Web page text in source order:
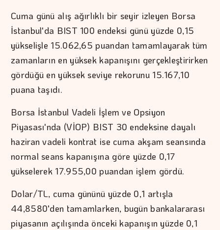
Cuma günü alış ağırlıklı bir seyir izleyen Borsa
İstanbul'da BIST 100 endeksi günü yüzde 0,15
yükselişle 15.062,65 puandan tamamlayarak tüm
zamanların en yüksek kapanışını gerçekleştirirken
gördüğü en yüksek seviye rekorunu 15.167,10
puana taşıdı.
Borsa İstanbul Vadeli İşlem ve Opsiyon
Piyasası'nda (VİOP) BIST 30 endeksine dayalı
haziran vadeli kontrat ise cuma akşam seansında
normal seans kapanışına göre yüzde 0,17
yükselerek 17.955,00 puandan işlem gördü.
Dolar/TL, cuma gününü yüzde 0,1 artışla
44,8580'den tamamlarken, bugün bankalararası
piyasanın açılışında önceki kapanışın yüzde 0,1